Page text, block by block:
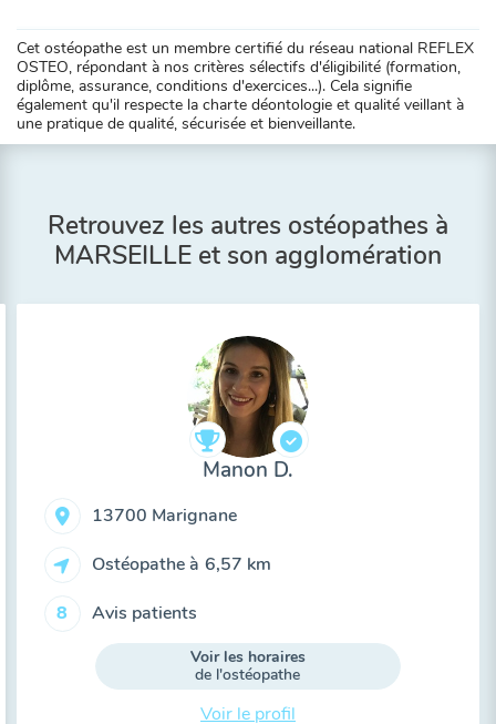
Cet ostéopathe est un membre certifié du réseau national REFLEX
OSTEO, répondant à nos critères sélectifs d'éligibilité (formation,
diplôme, assurance, conditions d'exercices...). Cela signifie
également qu'il respecte la charte déontologie et qualité veillant à
une pratique de qualité, sécurisée et bienveillante.
Retrouvez les autres ostéopathes à
MARSEILLE et son agglomération
Manon D.
13700 Marignane
Ostéopathe à 6,57 km
8 Avis patients
Voir les horaires
de l'ostéopathe
Voir le profil